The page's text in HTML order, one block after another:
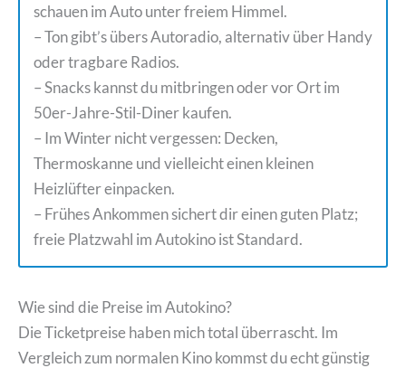
schauen im Auto unter freiem Himmel.
– Ton gibt’s übers Autoradio, alternativ über Handy
oder tragbare Radios.
– Snacks kannst du mitbringen oder vor Ort im
50er-Jahre-Stil-Diner kaufen.
– Im Winter nicht vergessen: Decken,
Thermoskanne und vielleicht einen kleinen
Heizlüfter einpacken.
– Frühes Ankommen sichert dir einen guten Platz;
freie Platzwahl im Autokino ist Standard.
Wie sind die Preise im Autokino?
Die Ticketpreise haben mich total überrascht. Im
Vergleich zum normalen Kino kommst du echt günstig